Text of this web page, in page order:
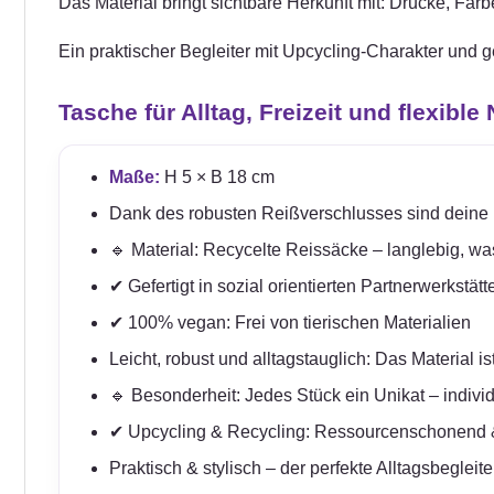
Ein praktischer Begleiter mit Upcycling-Charakter und
Tasche für Alltag, Freizeit und flexible
Maße: H 5 × B 18 cm
Dank des robusten Reißverschlusses sind
🔹 Material: Recycelte Reissäcke – langlebig,
✔ Gefertigt in sozial orientierten
✔ 100% vegan: Frei von tierischen Materialien
Leicht, robust und alltagstauglich: Das Material
🔹 Besonderheit: Jedes Stück ein Unikat –
✔ Upcycling & Recycling: Ressourcenschonend
Praktisch & stylisch – der perfekte